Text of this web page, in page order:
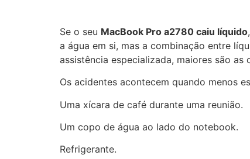
Se o seu MacBook Pro a2780 caiu líquido
a água em si, mas a combinação entre
assistência especializada, maiores são
Os acidentes acontecem quando menos
Uma xícara de café durante uma reunião.
Um copo de água ao lado do notebook.
Refrigerante.